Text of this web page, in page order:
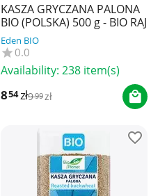
KASZA GRYCZANA PALONA
BIO (POLSKA) 500 g - BIO RAJ
Eden BIO
0.0
Availability: 238 item(s)
854zł999zł